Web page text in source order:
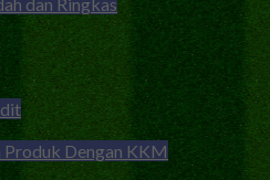
Produk Dengan KKM